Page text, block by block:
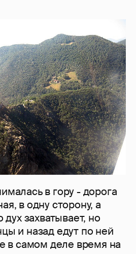
в гору - дорога
в одну сторону, а
дух захватывает, но
и назад едут по ней
в самом деле время на